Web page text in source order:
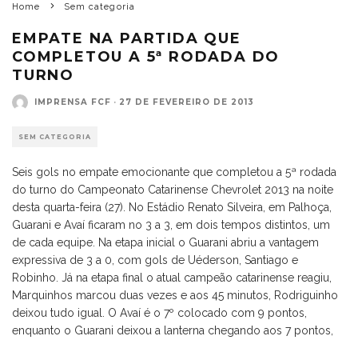
Home Sem categoria
EMPATE NA PARTIDA QUE
COMPLETOU A 5ª RODADA DO
TURNO
IMPRENSA FCF · 27 DE FEVEREIRO DE 2013
SEM CATEGORIA
Seis gols no empate emocionante que completou a 5ª rodada
do turno do Campeonato Catarinense Chevrolet 2013 na noite
desta quarta-feira (27). No Estádio Renato Silveira, em Palhoça,
Guarani e Avaí ficaram no 3 a 3, em dois tempos distintos, um
de cada equipe. Na etapa inicial o Guarani abriu a vantagem
expressiva de 3 a 0, com gols de Uéderson, Santiago e
Robinho. Já na etapa final o atual campeão catarinense reagiu,
Marquinhos marcou duas vezes e aos 45 minutos, Rodriguinho
deixou tudo igual. O Avaí é o 7º colocado com 9 pontos,
enquanto o Guarani deixou a lanterna chegando aos 7 pontos,